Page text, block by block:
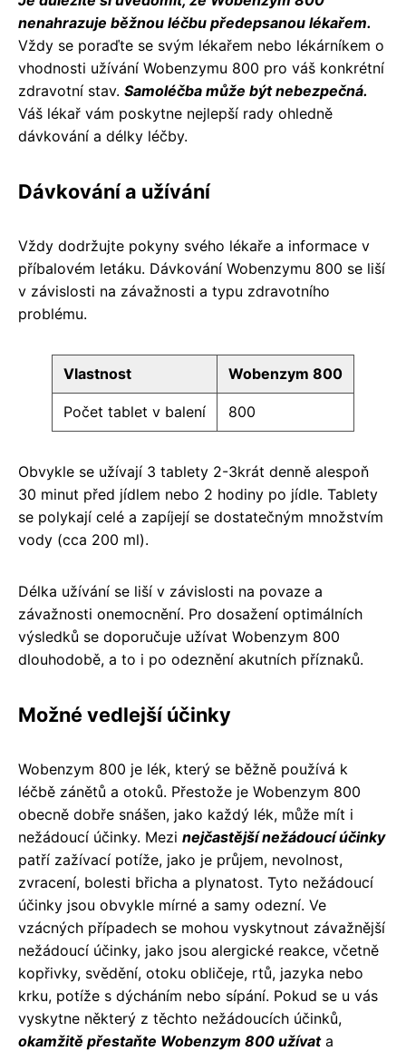
nenahrazuje běžnou léčbu předepsanou lékařem.
Vždy se poraďte se svým lékařem nebo lékárníkem o
vhodnosti užívání Wobenzymu 800 pro váš konkrétní
zdravotní stav. Samoléčba může být nebezpečná.
Váš lékař vám poskytne nejlepší rady ohledně
dávkování a délky léčby.
Dávkování a užívání
Vždy dodržujte pokyny svého lékaře a informace v
příbalovém letáku. Dávkování Wobenzymu 800 se liší
v závislosti na závažnosti a typu zdravotního
problému.
Vlastnost Wobenzym 800
Počet tablet v balení 800
Obvykle se užívají 3 tablety 2-3krát denně alespoň
30 minut před jídlem nebo 2 hodiny po jídle. Tablety
se polykají celé a zapíjejí se dostatečným množstvím
vody (cca 200 ml).
Délka užívání se liší v závislosti na povaze a
závažnosti onemocnění. Pro dosažení optimálních
výsledků se doporučuje užívat Wobenzym 800
dlouhodobě, a to i po odeznění akutních příznaků.
Možné vedlejší účinky
Wobenzym 800 je lék, který se běžně používá k
léčbě zánětů a otoků. Přestože je Wobenzym 800
obecně dobře snášen, jako každý lék, může mít i
nežádoucí účinky. Mezi nejčastější nežádoucí účinky
patří zažívací potíže, jako je průjem, nevolnost,
zvracení, bolesti břicha a plynatost. Tyto nežádoucí
účinky jsou obvykle mírné a samy odezní. Ve
vzácných případech se mohou vyskytnout závažnější
nežádoucí účinky, jako jsou alergické reakce, včetně
kopřivky, svědění, otoku obličeje, rtů, jazyka nebo
krku, potíže s dýcháním nebo sípání. Pokud se u vás
vyskytne některý z těchto nežádoucích účinků,
okamžitě přestaňte Wobenzym 800 užívata